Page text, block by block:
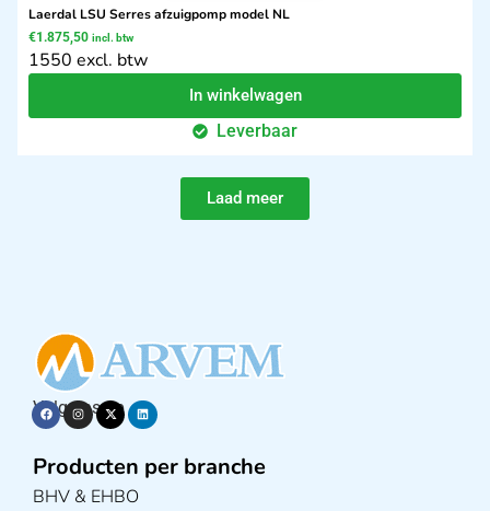
Laerdal LSU Serres afzuigpomp model NL
€1.875,50 incl. btw
1550 excl. btw
In winkelwagen
Leverbaar
Laad meer
Volg ons op
Producten per branche
BHV & EHBO